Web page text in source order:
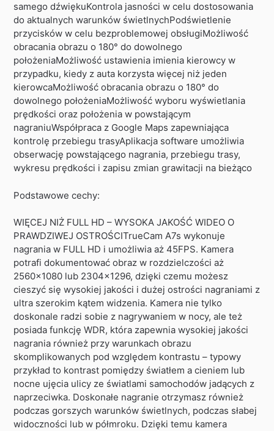
samego dźwiękuKontrola jasności w celu dostosowania
do aktualnych warunków świetlnychPodświetlenie
przycisków w celu bezproblemowej obsługiMożliwość
obracania obrazu o 180° do dowolnego
położeniaMożliwość ustawienia imienia kierowcy w
przypadku, kiedy z auta korzysta więcej niż jeden
kierowcaMożliwość obracania obrazu o 180° do
dowolnego położeniaMożliwość wyboru wyświetlania
prędkości oraz położenia w powstającym
nagraniuWspółpraca z Google Maps zapewniająca
kontrolę przebiegu trasyAplikacja software umożliwia
obserwację powstającego nagrania, przebiegu trasy,
wykresu prędkości i zapisu zmian grawitacji na bieżąco
Podstawowe cechy:
WIĘCEJ NIŻ FULL HD – WYSOKA JAKOŚĆ WIDEO O
PRAWDZIWEJ OSTROŚCITrueCam A7s wykonuje
nagrania w FULL HD i umożliwia aż 45FPS. Kamera
potrafi dokumentować obraz w rozdzielczości aż
2560×1080 lub 2304×1296, dzięki czemu możesz
cieszyć się wysokiej jakości i dużej ostrości nagraniami z
ultra szerokim kątem widzenia. Kamera nie tylko
doskonale radzi sobie z nagrywaniem w nocy, ale też
posiada funkcję WDR, która zapewnia wysokiej jakości
nagrania również przy warunkach obrazu
skomplikowanych pod względem kontrastu – typowy
przykład to kontrast pomiędzy światłem a cieniem lub
nocne ujęcia ulicy ze światlami samochodów jadących z
naprzeciwka. Doskonałe nagranie otrzymasz również
podczas gorszych warunków świetlnych, podczas słabej
widoczności lub w półmroku. Dzięki temu kamera